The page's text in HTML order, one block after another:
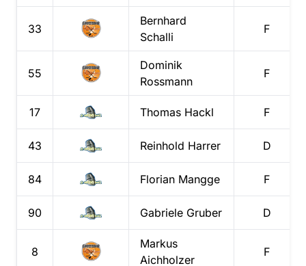
33
Bernhard
Schalli
F
55
Dominik
Rossmann
F
17 Thomas Hackl F
43 Reinhold Harrer D
84 Florian Mangge F
90 Gabriele Gruber D
8
Markus
Aichholzer
F